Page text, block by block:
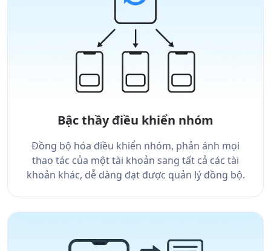
Bậc thầy điều khiển nhóm
Đồng bộ hóa điều khiển nhóm, phản ánh mọi
thao tác của một tài khoản sang tất cả các tài
khoản khác, dễ dàng đạt được quản lý đồng bộ.